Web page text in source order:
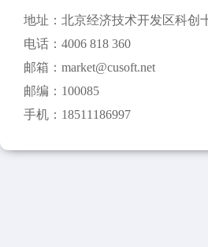
地址：北京经济技术开发区科创
电话：4006 818 360
邮箱：market@cusoft.net
邮编：100085
手机：18511186997